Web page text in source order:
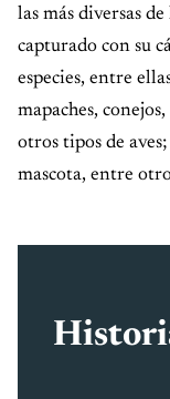
las más diversas
capturado con su
especies, entre
mapaches,
otros tipos de
mascota, entre